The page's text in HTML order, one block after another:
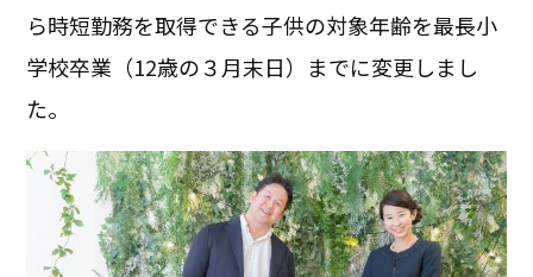
ら時短勤務を取得できる子供の対象年齢を最長小
学校卒業（12歳の３月末日）までに変更しまし
た。